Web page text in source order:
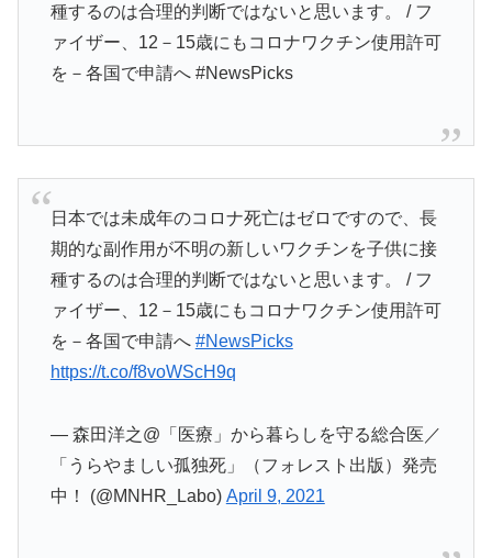
種するのは合理的判断ではないと思います。 / フ
ァイザー、12－15歳にもコロナワクチン使用許可
を－各国で申請へ #NewsPicks
日本では未成年のコロナ死亡はゼロですので、長
期的な副作用が不明の新しいワクチンを子供に接
種するのは合理的判断ではないと思います。 / フ
ァイザー、12－15歳にもコロナワクチン使用許可
を－各国で申請へ #NewsPicks
https://t.co/f8voWScH9q
— 森田洋之@「医療」から暮らしを守る総合医／
「うらやましい孤独死」（フォレスト出版）発売
中！ (@MNHR_Labo) April 9, 2021